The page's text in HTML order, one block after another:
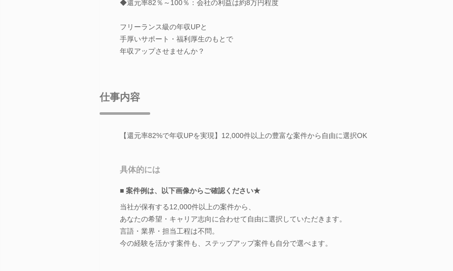
◆還元率82％～100％：会社の利益は約8万円程度
フリーランス級の年収UPと
手厚いサポート・福利厚生のもとで
年収アップさせませんか？
仕事内容
【還元率82%で年収UPを実現】12,000件以上の豊富な案件から自由に選択OK
具体的には
■ 案件例は、以下画像からご確認ください★
当社が保有する12,000件以上の案件から、
あなたの希望・キャリア志向に合わせて自由に選択していただきます。
言語・業界・担当工程は不問。
今の経験を活かす案件も、ステップアップ案件も自分で選べます。